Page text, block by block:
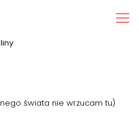
świata nie wrzucam tu)